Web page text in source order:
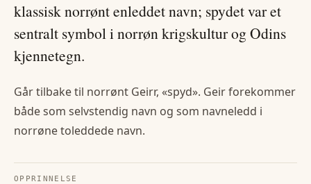
klassisk norrønt enleddet navn; spydet var et
sentralt symbol i norrøn krigskultur og Odins
kjennetegn.
Går tilbake til norrønt Geirr, «spyd». Geir forekommer
både som selvstendig navn og som navneledd i
norrøne toleddede navn.
OPPRINNELSE